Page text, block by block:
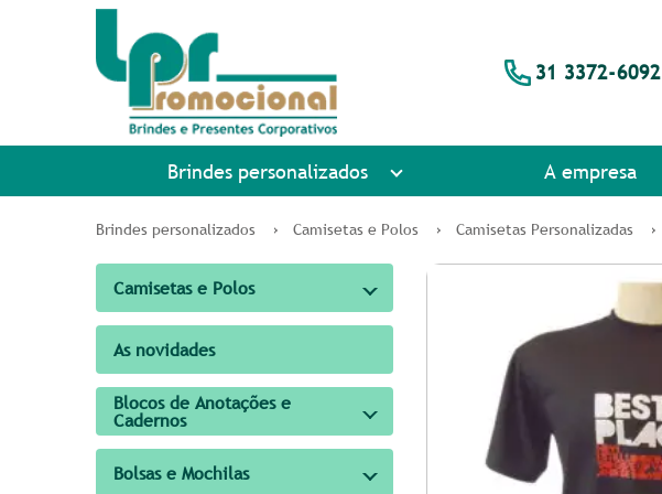
31 3372-6092
Brindes personalizados A empresa
Brindes personalizados Camisetas e Polos Camisetas Personalizadas
Camisetas e Polos
As novidades
Blocos de Anotações e
Cadernos
Bolsas e Mochilas